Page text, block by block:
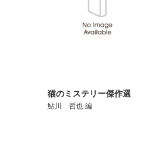
猫のミステリー傑作選
鮎川 哲也 編